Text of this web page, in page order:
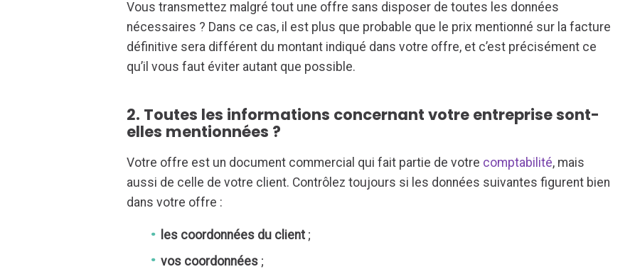
Vous transmettez malgré tout une offre sans disposer de toutes les données
nécessaires ? Dans ce cas, il est plus que probable que le prix mentionné sur la facture
définitive sera différent du montant indiqué dans votre offre, et c’est précisément ce
qu’il vous faut éviter autant que possible.
2. Toutes les informations concernant votre entreprise sont-
elles mentionnées ?
Votre offre est un document commercial qui fait partie de votre comptabilité, mais
aussi de celle de votre client. Contrôlez toujours si les données suivantes figurent bien
dans votre offre :
les coordonnées du client;
vos coordonnées;